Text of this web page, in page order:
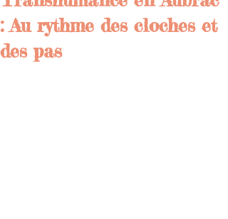
: Au rythme des cloches et
des pas